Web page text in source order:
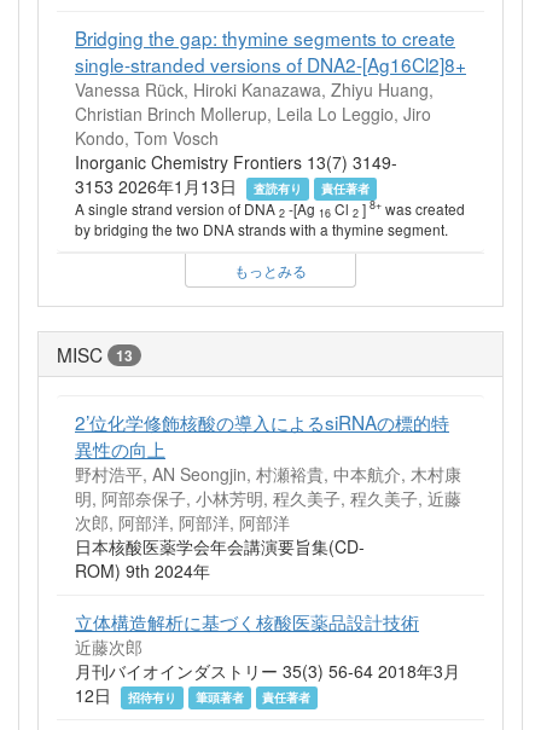
Bridging the gap: thymine segments to create
single-stranded versions of DNA2-[Ag16Cl2]8+
Vanessa Rück, Hiroki Kanazawa, Zhiyu Huang,
Christian Brinch Mollerup, Leila Lo Leggio, Jiro
Kondo, Tom Vosch
Inorganic Chemistry Frontiers 13(7) 3149-
3153 2026年1月13日
査読有り 責任著者
A single strand version of DNA 2 -[Ag 16 Cl 2 ] 8+ was created
by bridging the two DNA strands with a thymine segment.
もっとみる
MISC 13
2’位化学修飾核酸の導入によるsiRNAの標的特
異性の向上
野村浩平, AN Seongjin, 村瀬裕貴, 中本航介, 木村康
明, 阿部奈保子, 小林芳明, 程久美子, 程久美子, 近藤
次郎, 阿部洋, 阿部洋, 阿部洋
日本核酸医薬学会年会講演要旨集(CD-
ROM) 9th 2024年
立体構造解析に基づく核酸医薬品設計技術
近藤次郎
月刊バイオインダストリー 35(3) 56-64 2018年3月
12日
招待有り 筆頭著者 責任著者